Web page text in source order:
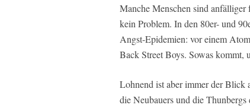
Manche Menschen sind anfälliger
kein Problem. In den 80er- und
Angst-Epidemien: vor einem
Back Street Boys. Sowas kommt,
Lohnend ist aber immer der Blick
die Neubauers und die